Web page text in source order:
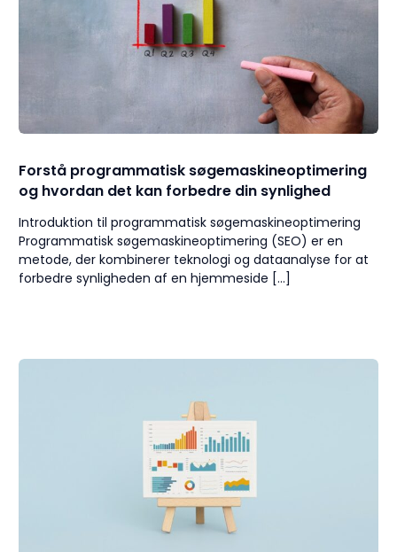
Forstå programmatisk søgemaskineoptimering
og hvordan det kan forbedre din synlighed
Introduktion til programmatisk søgemaskineoptimering
Programmatisk søgemaskineoptimering (SEO) er en
metode, der kombinerer teknologi og dataanalyse for at
forbedre synligheden af en hjemmeside […]